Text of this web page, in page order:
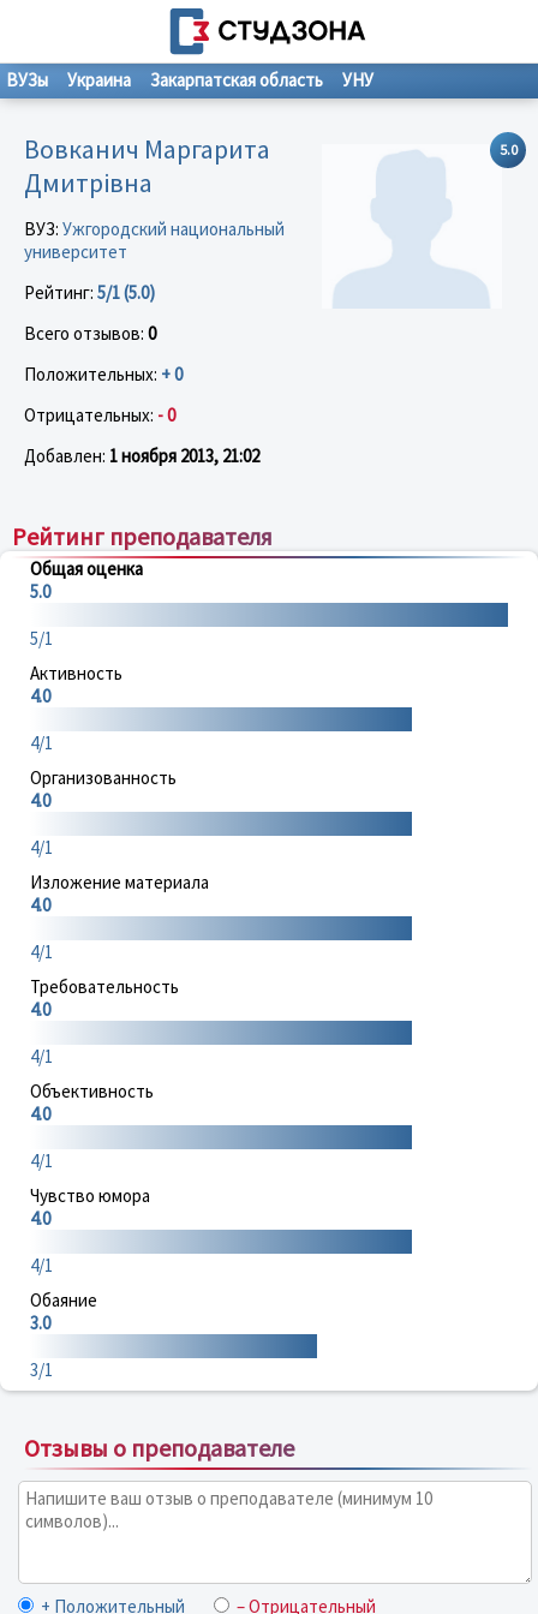
ВУЗы Украина Закарпатская область УНУ
5.0
Вовканич Маргарита
Дмитрівна
ВУЗ: Ужгородский национальный
университет
Рейтинг: 5/1 (5.0)
Всего отзывов: 0
Положительных: + 0
Отрицательных: - 0
Добавлен: 1 ноября 2013, 21:02
Рейтинг преподавателя
Общая оценка
5.0
5/1
Активность
4.0
4/1
Организованность
4.0
4/1
Изложение материала
4.0
4/1
Требовательность
4.0
4/1
Объективность
4.0
4/1
Чувство юмора
4.0
4/1
Обаяние
3.0
3/1
Отзывы о преподавателе
+ Положительный – Отрицательный